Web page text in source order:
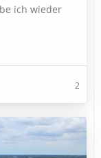
ich wieder
2